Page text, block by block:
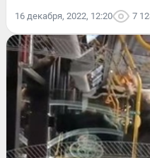
16 декабря, 2022, 12:20 7